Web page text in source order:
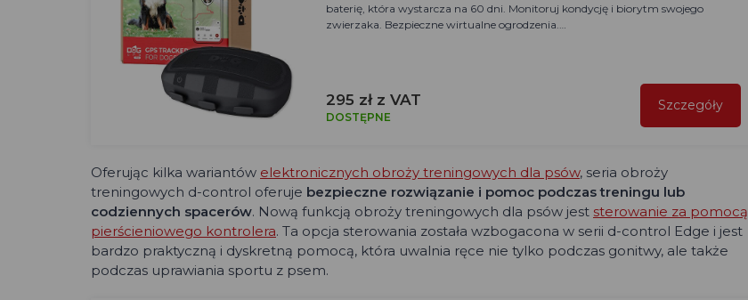
baterię, która wystarcza na 60 dni. Monitoruj kondycję i biorytm swojego
zwierzaka. Bezpieczne wirtualne ogrodzenia.…
295 zł z VAT
DOSTĘPNE
Szczegóły
Oferując kilka wariantów elektronicznych obroży treningowych dla psów, seria obroży
treningowych d-control oferuje bezpieczne rozwiązanie i pomoc podczas treningu lub
codziennych spacerów. Nową funkcją obroży treningowych dla psów jest sterowanie za pomocą
pierścieniowego kontrolera. Ta opcja sterowania została wzbogacona w serii d-control Edge i jest
bardzo praktyczną i dyskretną pomocą, która uwalnia ręce nie tylko podczas gonitwy, ale także
podczas uprawiania sportu z psem.